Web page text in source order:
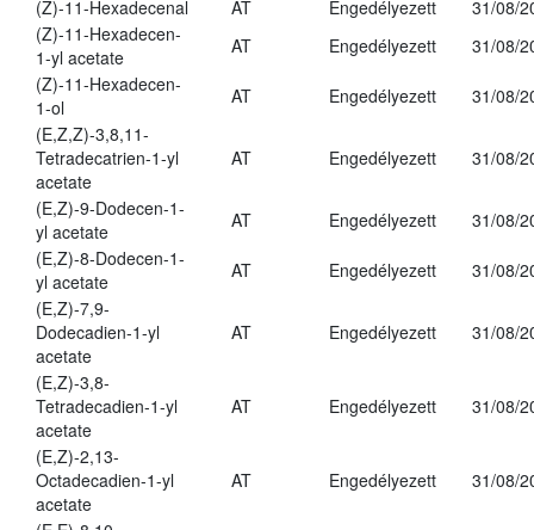
(Z)-11-Hexadecenal
AT Engedélyezett
31/08/
(Z)-11-Hexadecen-
1-yl acetate
AT Engedélyezett
31/08/
(Z)-11-Hexadecen-
1-ol
AT Engedélyezett
31/08/
(E,Z,Z)-3,8,11-
Tetradecatrien-1-yl
acetate
AT Engedélyezett 31/08/
(E,Z)-9-Dodecen-1-
yl acetate
AT Engedélyezett
31/08/
(E,Z)-8-Dodecen-1-
yl acetate
AT Engedélyezett
31/08/
(E,Z)-7,9-
Dodecadien-1-yl
acetate
AT Engedélyezett 31/08/
(E,Z)-3,8-
Tetradecadien-1-yl
acetate
AT Engedélyezett 31/08/
(E,Z)-2,13-
Octadecadien-1-yl
acetate
AT Engedélyezett 31/08/